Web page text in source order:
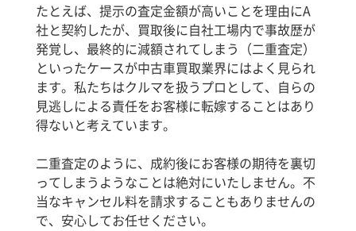
たとえば、提示の査定金額が高いことを理由にA
社と契約したが、買取後に自社工場内で事故歴が
発覚し、最終的に減額されてしまう（二重査定）
といったケースが中古車買取業界にはよく見られ
ます。私たちはクルマを扱うプロとして、自らの
見逃しによる責任をお客様に転嫁することはあり
得ないと考えています。
二重査定のように、成約後にお客様の期待を裏切
ってしまうようなことは絶対にいたしません。不
当なキャンセル料を請求することもありませんの
で、安心してお任せください。